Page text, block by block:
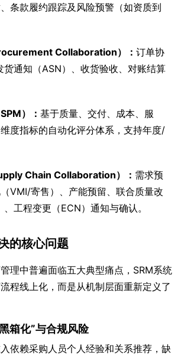
条款履约跟踪及风险预警（如资质到
Collaboration）： 订单协
货通知（ASN）、收货验收、对账结算
）： 基于质量、交付、成本、服
度指标的自动化评分体系，支持年度/
Chain Collaboration）： 需求预
VMI/寄售）、产能预留、联合质量改
工程变更（ECN）通知与确认。
的核心问题
理中普遍面临五大典型痛点，SRM系统
程线上化，而是从机制层面重新定义了
箱化”与合规风险
依赖采购人员个人经验和关系推荐，缺